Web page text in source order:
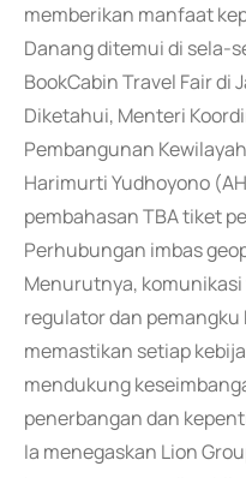
memberikan manfaat
Danang ditemui di sela-
BookCabin Travel Fair di
Diketahui, Menteri
Pembangunan
Harimurti Yudhoyono
pembahasan TBA tiket
Perhubungan imbas
Menurutnya,
regulator dan
memastikan setiap
mendukung
penerbangan dan
Ia menegaskan Lion